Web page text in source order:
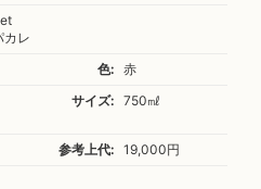
カレ
色:
赤
サイズ: 750㎖
参考上代:
19,000円